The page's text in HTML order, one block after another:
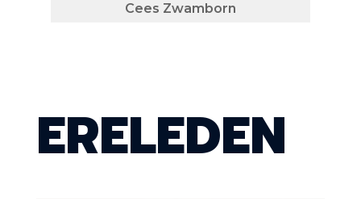
Cees Zwamborn
ERELEDEN